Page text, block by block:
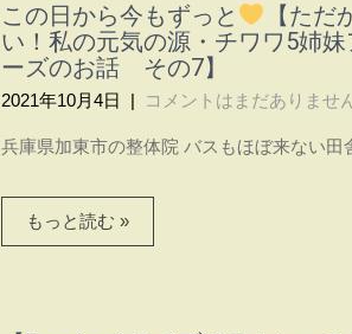
この日から今もずっと
【た
い！私の元気の源・チワワ5姉
ーズのお話 その7】
2021年10月4日 | コメントはまだありませ
兵庫県加東市の整体院 バスもほぼ来ない
もっと読む »